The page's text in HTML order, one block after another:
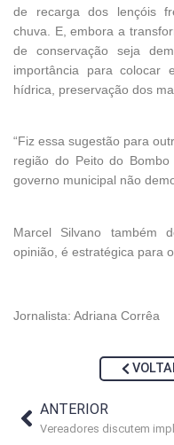
de recarga dos lençóis
chuva. E, embora a
de conservação seja
importância para colocar
hídrica, preservação dos
“Fiz essa sugestão para
região do Peito do
governo municipal não
Marcel Silvano também
opinião, é estratégica para
Jornalista: Adriana Corrêa
ANTERIOR